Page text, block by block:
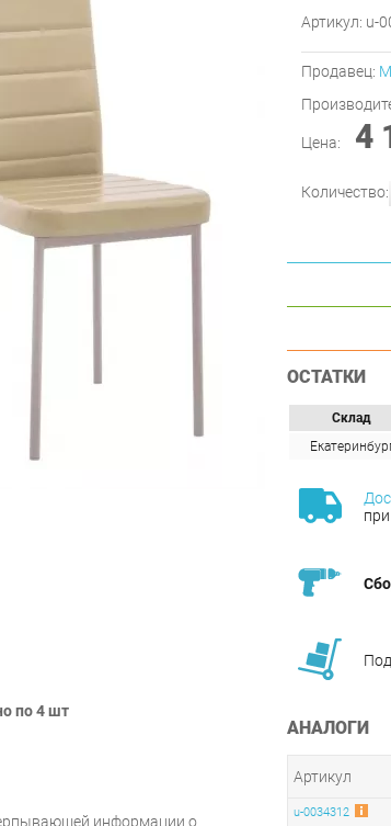
Артикул: u-
Продавец:
Цена: 4
Количество:
ОСТАТКИ
Склад
АНАЛОГИ
Артикул
u-0034312
по 4 шт
информации о